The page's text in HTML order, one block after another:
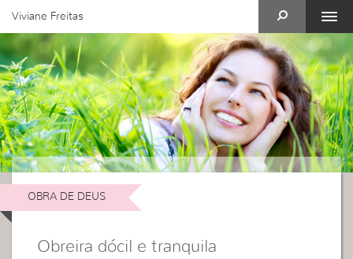
Viviane Freitas
OBRA DE DEUS
Obreira dócil e tranquila